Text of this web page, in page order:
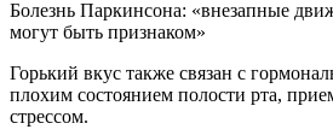
Болезнь Паркинсона: «внезапные
могут быть признаком»
Горький вкус также связан с
плохим состоянием полости рта,
стрессом.